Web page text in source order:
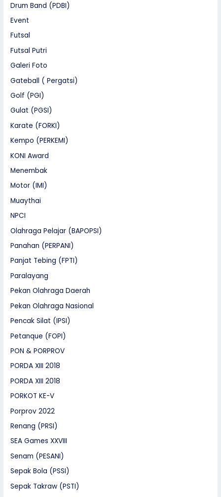
Drum Band (PDBI)
Event
Futsal
Futsal Putri
Galeri Foto
Gateball ( Pergatsi)
Golf (PGI)
Gulat (PGSI)
Karate (FORKI)
Kempo (PERKEMI)
KONI Award
Menembak
Motor (IMI)
Muaythai
NPCI
Olahraga Pelajar (BAPOPSI)
Panahan (PERPANI)
Panjat Tebing (FPTI)
Paralayang
Pekan Olahraga Daerah
Pekan Olahraga Nasional
Pencak Silat (IPSI)
Petanque (FOPI)
PON & PORPROV
PORDA XIII 2018
PORDA XIII 2018
PORKOT KE-V
Porprov 2022
Renang (PRSI)
SEA Games XXVIII
Senam (PESANI)
Sepak Bola (PSSI)
Sepak Takraw (PSTI)